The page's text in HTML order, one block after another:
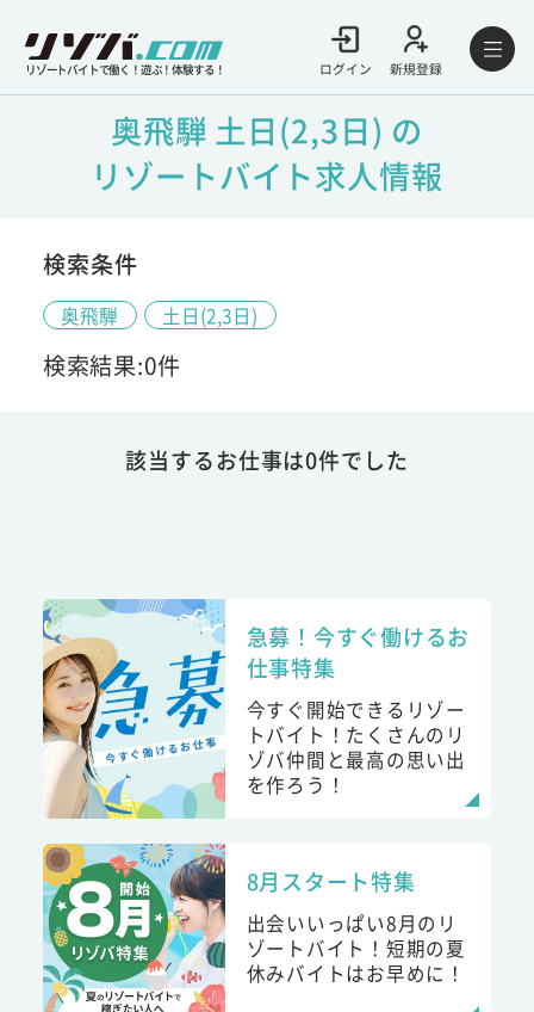
リゾートバイトで働く！遊ぶ！体験する！ ログイン 新規登録
奥飛騨 土日(2,3日) の
リゾートバイト求人情報
検索条件
奥飛騨 土日(2,3日)
検索結果:0件
該当するお仕事は0件でした
急募！今すぐ働けるお
仕事特集
今すぐ開始できるリゾー
トバイト！たくさんのリ
ゾバ仲間と最高の思い出
を作ろう！
8月スタート特集
出会いいっぱい8月のリ
ゾートバイト！短期の夏
休みバイトはお早めに！